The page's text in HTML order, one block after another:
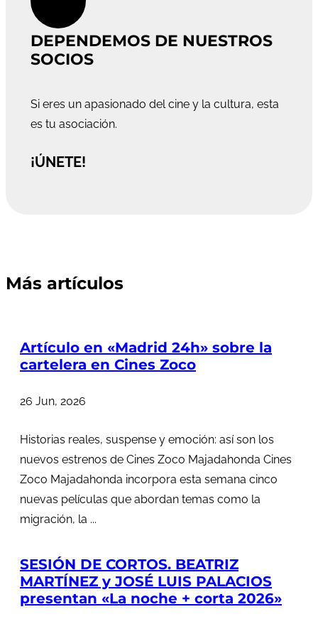
DEPENDEMOS DE NUESTROS
SOCIOS
Si eres un apasionado del cine y la cultura, esta
es tu asociación.
¡ÚNETE!
Más artículos
Artículo en «Madrid 24h» sobre la
cartelera en Cines Zoco
26 Jun, 2026
Historias reales, suspense y emoción: así son los
nuevos estrenos de Cines Zoco Majadahonda Cines
Zoco Majadahonda incorpora esta semana cinco
nuevas películas que abordan temas como la
migración, la ...
SESIÓN DE CORTOS. BEATRIZ
MARTÍNEZ y JOSÉ LUIS PALACIOS
presentan «La noche + corta 2026»